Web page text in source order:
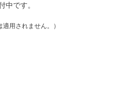
中です。
用されません。）